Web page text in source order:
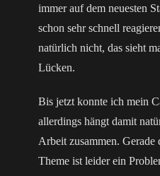
immer auf dem neuesten
schon sehr schnell
natürlich nicht, das sieht
Lücken.
Bis jetzt konnte ich mein
allerdings hängt damit
Arbeit zusammen.
Theme ist leider ein